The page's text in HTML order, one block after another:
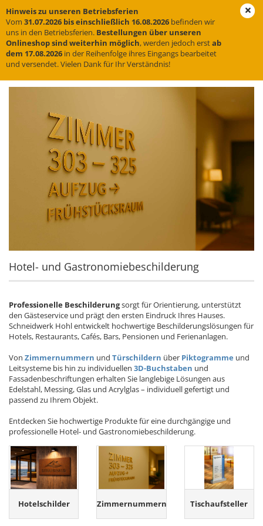
Hinweis zu unseren Betriebsferien
Vom 31.07.2026 bis einschließlich 16.08.2026 befinden wir
uns in den Betriebsferien. Bestellungen über unseren
Onlineshop sind weiterhin möglich, werden jedoch erstab
dem 17.08.2026 in der Reihenfolge ihres Eingangs bearbeitet
und versendet. Vielen Dank für Ihr Verständnis!
Hotel & Gastronomie
Hotel- und Gastronomiebeschilderung
Professionelle Beschilderungsorgt für Orientierung, unterstützt
den Gästeservice und prägt den ersten Eindruck Ihres Hauses.
Schneidwerk Hohl entwickelt hochwertige Beschilderungslösungen für
Hotels, Restaurants, Cafés, Bars, Pensionen und Ferienanlagen.
Von Zimmernummern und Türschildern über Piktogramme und
Leitsysteme bis hin zu individuellen 3D-Buchstaben und
Fassadenbeschriftungen erhalten Sie langlebige Lösungen aus
Edelstahl, Messing, Glas und Acrylglas – individuell gefertigt und
passend zu Ihrem Objekt.
Entdecken Sie hochwertige Produkte für eine durchgängige und
professionelle Hotel- und Gastronomiebeschilderung.
Hotelschilder Zimmernummern Tischaufsteller